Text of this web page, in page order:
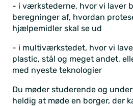
- i værkstederne, hvor vi laver
beregninger af, hvordan
hjælpemidler skal se ud
- i multiværkstedet, hvor vi
plastic, stål og meget andet,
med nyeste teknologier
Du møder studerende og
heldig at møde en borger, der